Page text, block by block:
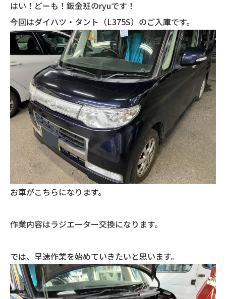
はい！どーも！鈑金班のryuです！
今回はダイハツ・タント（L375S）のご入庫です。
お車がこちらになります。
作業内容はラジエーター交換になります。
では、早速作業を始めていきたいと思います。